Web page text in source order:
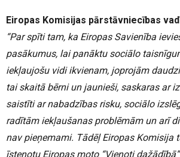
Eiropas Komisijas pārstāvniecības
“Par spīti tam, ka Eiropas Savienība
pasākumus, lai panāktu sociālo
iekļaujošu vidi ikvienam, joprojām
tai skaitā bērni un jaunieši, saskaras ar
saistīti ar nabadzības risku, sociālo
radītām iekļaušanas problēmām un arī
nav pieņemami. Tādēļ Eiropas Komisija
īstenotu Eiropas moto “Vienoti